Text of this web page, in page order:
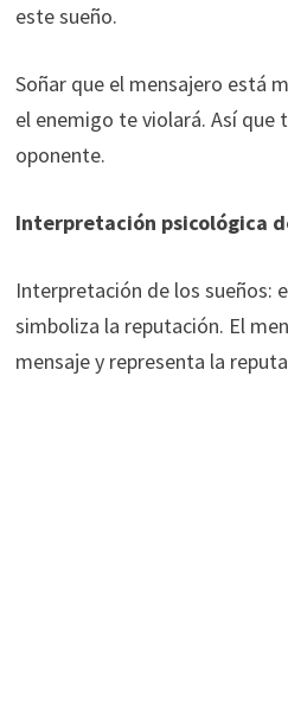
este sueño.
Soñar que el mensajero está
el enemigo te violará. Así que
oponente.
Interpretación psicológica
Interpretación de los sueños:
simboliza la reputación. El
mensaje y representa la